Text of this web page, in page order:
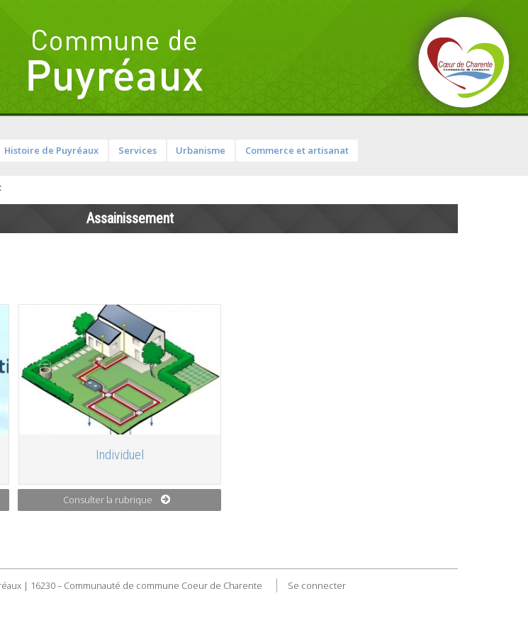
Histoire de Puyréaux Services Urbanisme Commerce et artisanat
Assainissement
Individuel
Consulter la rubrique
| 16230 – Communauté de commune Coeur de Charente Se connecter